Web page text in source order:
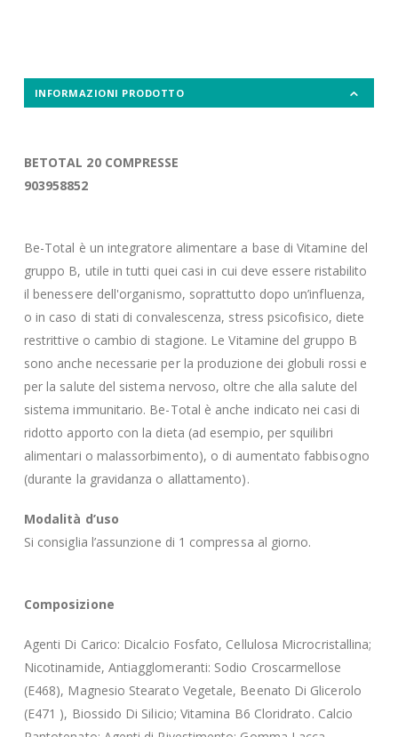
INFORMAZIONI PRODOTTO
BETOTAL 20 COMPRESSE
903958852
Be-Total è un integratore alimentare a base di Vitamine del
gruppo B, utile in tutti quei casi in cui deve essere ristabilito
il benessere dell'organismo, soprattutto dopo un’influenza,
o in caso di stati di convalescenza, stress psicofisico, diete
restrittive o cambio di stagione. Le Vitamine del gruppo B
sono anche necessarie per la produzione dei globuli rossi e
per la salute del sistema nervoso, oltre che alla salute del
sistema immunitario. Be-Total è anche indicato nei casi di
ridotto apporto con la dieta (ad esempio, per squilibri
alimentari o malassorbimento), o di aumentato fabbisogno
(durante la gravidanza o allattamento).
Modalità d’uso
Si consiglia l’assunzione di 1 compressa al giorno.
Composizione
Agenti Di Carico: Dicalcio Fosfato, Cellulosa Microcristallina;
Nicotinamide, Antiagglomeranti: Sodio Croscarmellose
(E468), Magnesio Stearato Vegetale, Beenato Di Glicerolo
(E471 ), Biossido Di Silicio; Vitamina B6 Cloridrato. Calcio